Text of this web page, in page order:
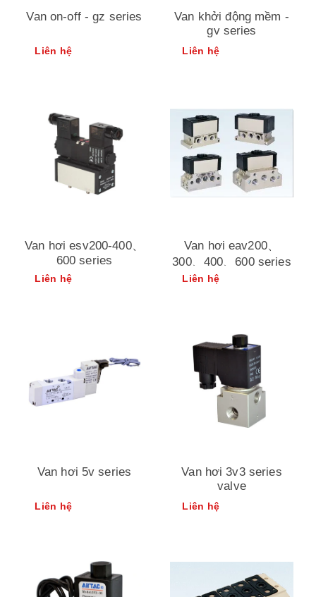
Van on-off - gz series
Liên hệ
Van khởi động mềm -
gv series
Liên hệ
Van hơi esv200-400、
600 series
Liên hệ
Van hơi eav200、
300、400、600 series
Liên hệ
Van hơi 5v series
Liên hệ
Van hơi 3v3 series
valve
Liên hệ